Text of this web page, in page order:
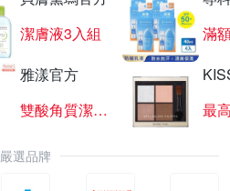
潔膚液3入組
滿
雅漾官方
雙酸角質潔膚露
最
嚴選品牌